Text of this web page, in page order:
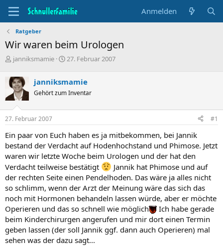
Anmelden
Ratgeber
Wir waren beim Urologen
T
e
m
e
n
s
t
r
t
e
r
janniksmamie
B
i
n
d
u
m
27. Februar 2007
janniksmamie
Gehört zum Inventar
27. Februar 2007 #1
Ein paar von Euch haben es ja mitbekommen, bei Jannik
bestand der Verdacht auf Hodenhochstand und Phimose. Jetzt
waren wir letzte Woche beim Urologen und der hat den
Verdacht teilweise bestätigt
Jannik hat Phimose und auf
der rechten Seite einen Pendelhoden. Das wäre ja alles nicht
so schlimm, wenn der Arzt der Meinung wäre das sich das
noch mit Hormonen behandeln lassen würde, aber er möchte
Operieren und das so schnell wie möglich
Ich habe gerade
beim Kinderchirurgen angerufen und mir dort einen Termin
geben lassen (der soll Jannik ggf. dann auch Operieren) mal
sehen was der dazu sagt...